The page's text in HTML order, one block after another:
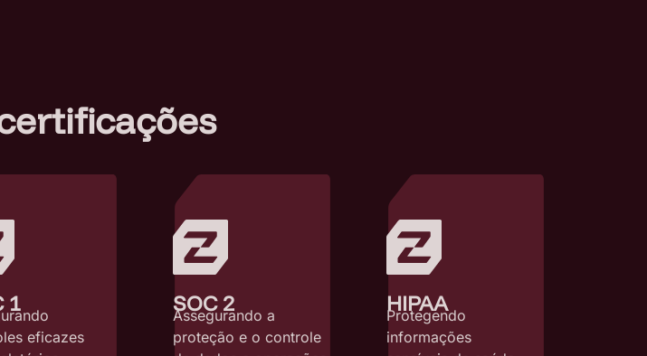
1
eficazes
SOC 2
Assegurando a
proteção e o controle
HIPAA
Protegendo
informações